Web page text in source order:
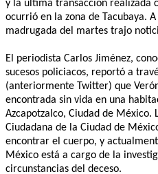
y la última transacción realizada
ocurrió en la zona de Tacubaya.
madrugada del martes trajo
El periodista Carlos Jiménez,
sucesos policiacos, reportó a
(anteriormente Twitter) que
encontrada sin vida en una
Azcapotzalco, Ciudad de México.
Ciudadana de la Ciudad de
encontrar el cuerpo, y
México está a cargo de la
circunstancias del deceso.